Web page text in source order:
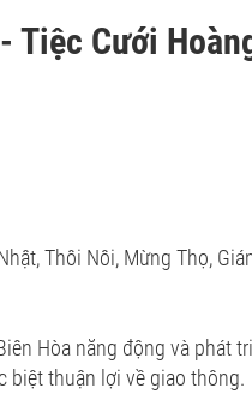
Tiệc Cưới
Thôi Nôi, Mừng Thọ,
Hòa năng động và phát
biệt thuận lợi về giao thông.